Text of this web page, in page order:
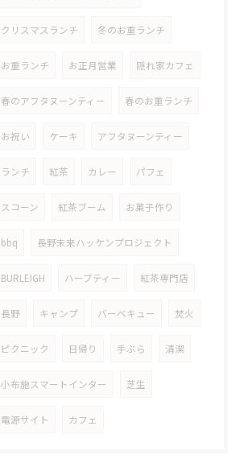
クリスマスランチ 冬のお重ランチ
お重ランチ お正月営業 隠れ家カフェ
春のアフタヌーンティー 春のお重ランチ
お祝い ケーキ アフタヌーンティー
ランチ 紅茶 カレー パフェ
スコーン 紅茶ブーム お菓子作り
bbq 長野未来ハッケンプロジェクト
BURLEIGH ハーブティー 紅茶専門店
長野 キャンプ バーベキュー 焚火
ピクニック 日帰り 手ぶら 清潔
小布施スマートインター 芝生
電源サイト カフェ